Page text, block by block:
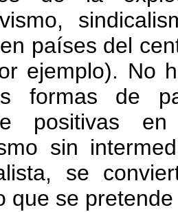
países del
ejemplo). No
formas de
positivas
sin
se
que se